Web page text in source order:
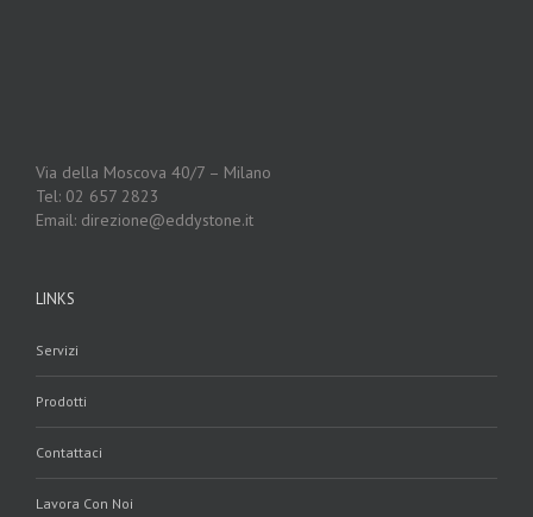
Via della Moscova 40/7 – Milano
Tel: 02 657 2823
Email: direzione@eddystone.it
LINKS
Servizi
Prodotti
Contattaci
Lavora Con Noi